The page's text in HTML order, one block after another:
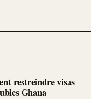
restreindre visas
Ghana